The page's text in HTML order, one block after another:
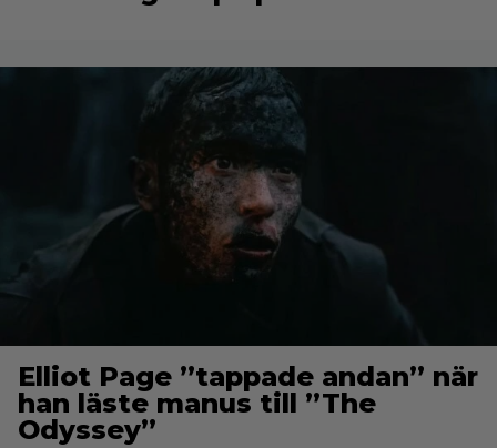
Elliot Page ”tappade andan” när
han läste manus till ”The
Odyssey”